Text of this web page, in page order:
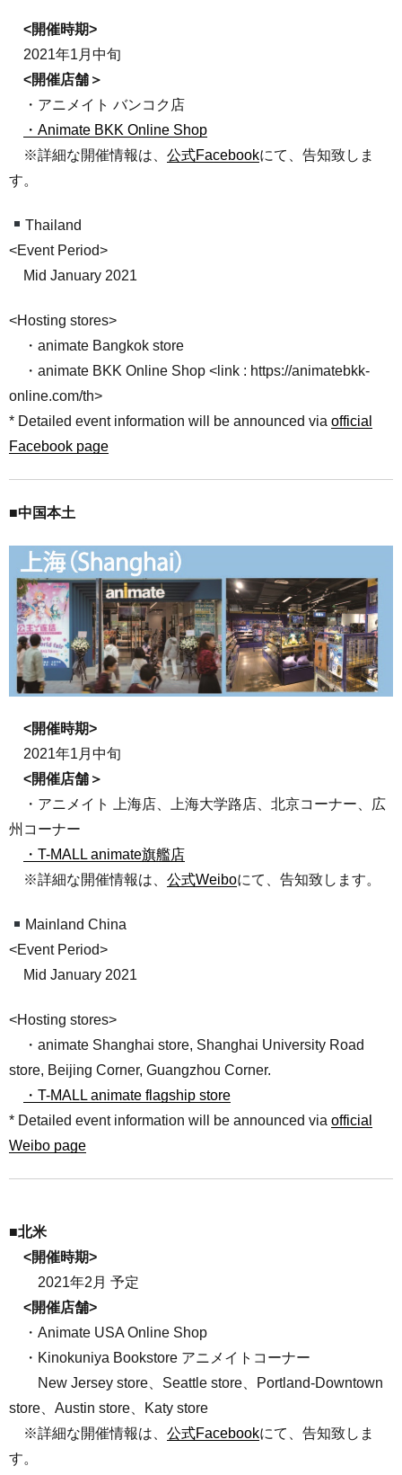
<開催時期>
2021年1月中旬
<開催店舗＞
・アニメイト バンコク店
・Animate BKK Online Shop
※詳細な開催情報は、 公式Facebookにて、告知致しま
す。
Thailand
<Event Period>
Mid January 2021
<Hosting stores>
・animate Bangkok store
・animate BKK Online Shop <link : https://animatebkk-
online.com/th>
* Detailed event information will be announced via official
Facebook page
■中国本土
<開催時期>
2021年1月中旬
<開催店舗＞
・アニメイト 上海店、上海大学路店、北京コーナー、広
州コーナー
・T-MALL animate旗艦店
※詳細な開催情報は、 公式Weiboにて、告知致します。
Mainland China
<Event Period>
Mid January 2021
<Hosting stores>
・animate Shanghai store, Shanghai University Road
store, Beijing Corner, Guangzhou Corner.
・T-MALL animate flagship store
* Detailed event information will be announced via official
Weibo page
■北米
<開催時期>
2021年2月 予定
<開催店舗>
・Animate USA Online Shop
・Kinokuniya Bookstore アニメイトコーナー
New Jersey store、Seattle store、Portland-Downtown
store、Austin store、Katy store
※詳細な開催情報は、 公式Facebookにて、告知致しま
す。